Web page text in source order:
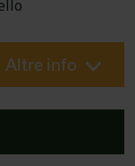
Altre info